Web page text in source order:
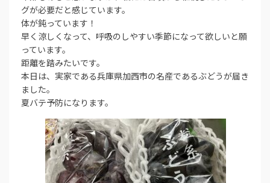
グが必要だと感じています。
体が鈍っています！
早く涼しくなって、呼吸のしやすい季節になって欲しいと願
っています。
距離を踏みたいです。
本日は、実家である兵庫県加西市の名産であるぶどうが届き
ました。
夏バテ予防になります。